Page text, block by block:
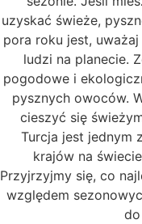
uzyskać świeże,
pora roku jest,
ludzi na planecie.
pogodowe i
pysznych owoców.
cieszyć się
Turcja jest jednym
krajów na
Przyjrzyjmy się, co
względem